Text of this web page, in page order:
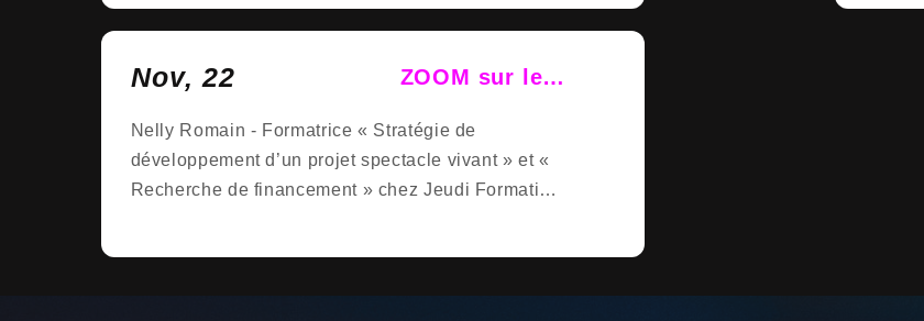
Nov, 22
ZOOM sur les
Nelly Romain - Formatrice « Stratégie de
développement d’un projet spectacle vivant » et «
Recherche de financement » chez Jeudi Formation